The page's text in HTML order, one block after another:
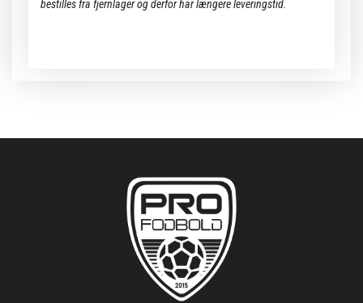
bestilles fra fjernlager og derfor har længere leveringstid.